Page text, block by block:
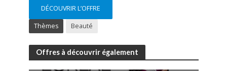
DÉCOUVRIR L’OFFRE
Thèmes Beauté
Offres à découvrir également